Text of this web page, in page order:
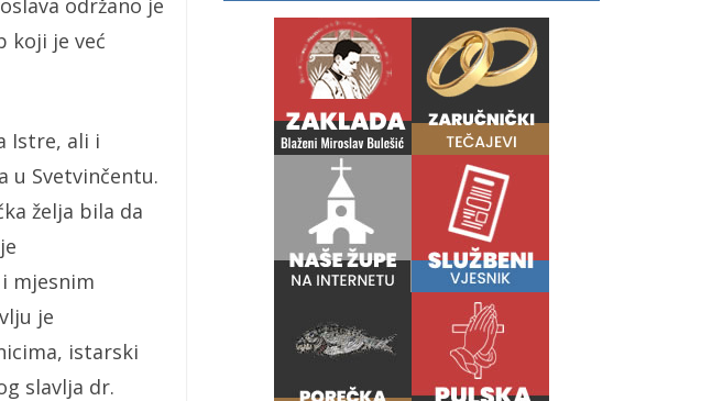
održano je
koji je već
Istre, ali i
u Svetvinčentu.
želja bila da
mjesnim
je
istarski
slavlja dr.